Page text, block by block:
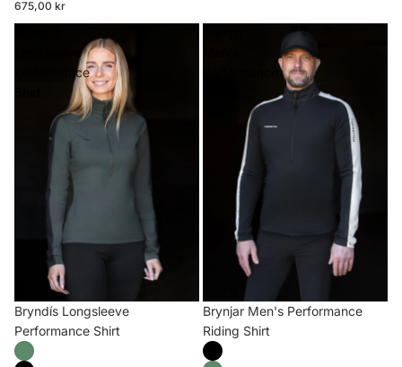
675,00 kr
Longsleeve
Performance
Bryndís Longsleeve
Performance Shirt
Brynjar Men's Performance
Riding Shirt